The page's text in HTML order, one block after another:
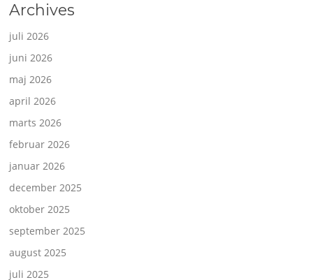
Archives
juli 2026
juni 2026
maj 2026
april 2026
marts 2026
februar 2026
januar 2026
december 2025
oktober 2025
september 2025
august 2025
juli 2025